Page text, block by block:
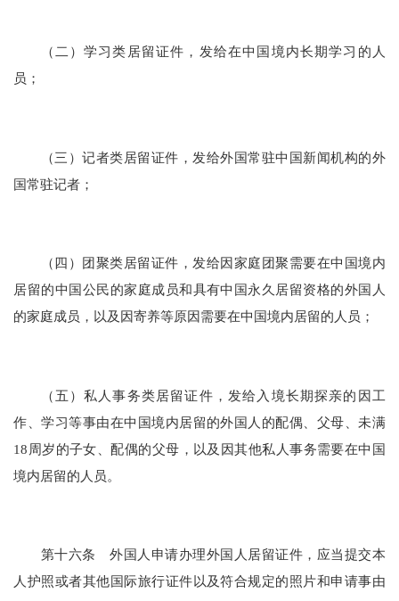
（二）学习类居留证件，发给在中国境内长期学习的人
员；
（三）记者类居留证件，发给外国常驻中国新闻机构的外
国常驻记者；
（四）团聚类居留证件，发给因家庭团聚需要在中国境内
居留的中国公民的家庭成员和具有中国永久居留资格的外国人
的家庭成员，以及因寄养等原因需要在中国境内居留的人员；
（五）私人事务类居留证件，发给入境长期探亲的因工
作、学习等事由在中国境内居留的外国人的配偶、父母、未满
18周岁的子女、配偶的父母，以及因其他私人事务需要在中国
境内居留的人员。
第十六条 外国人申请办理外国人居留证件，应当提交本
人护照或者其他国际旅行证件以及符合规定的照片和申请事由